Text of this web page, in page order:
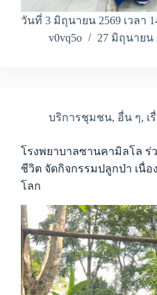
วันที่ 3 มิถุนายน 2569 เวลา
v0vq5o
27 มิถุนายน
บริการชุมชน, อื่น ๆ, เ
โรงพยาบาลซานคามิลโล
ชีวิต จัดกิจกรรมปลูกป่า เนื่อ
โลก